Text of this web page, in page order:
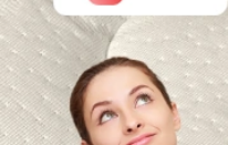
Uncategorized
Reduceri
Saltele